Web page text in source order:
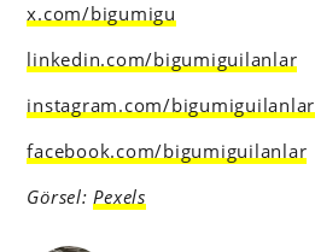
x.com/bigumigu
linkedin.com/bigumiguilanlar
instagram.com/bigumiguilanlar
facebook.com/bigumiguilanlar
Görsel:Pexels